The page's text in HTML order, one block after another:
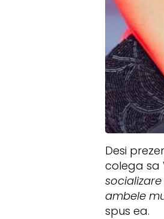
Desi
colega sa
ambele
spus ea.